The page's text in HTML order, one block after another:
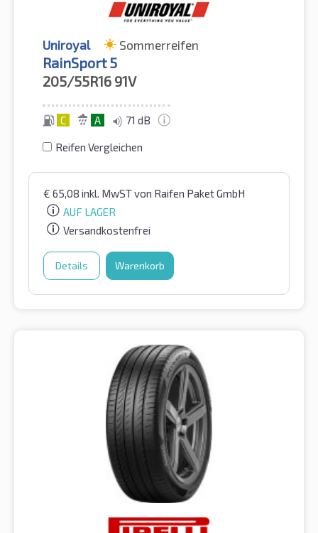
Uniroyal Sommerreifen
RainSport 5
205/55R16 91V
C A 71 dB
Reifen Vergleichen
€ 65,08 inkl. MwSTvon Raifen Paket GmbH
AUF LAGER
Versandkostenfrei
Details Warenkorb